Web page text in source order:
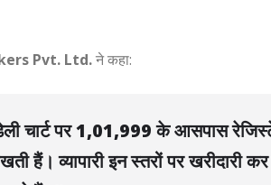
Pvt. Ltd.ने कहा:
चार्ट पर 1,01,999 के आसपास
हैं। व्यापारी इन स्तरों पर खरीदारी